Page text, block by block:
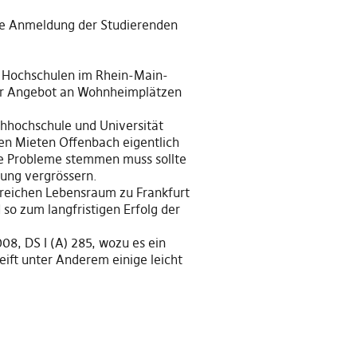
Anmeldung der Studierenden
im Rhein-Main-
Angebot an Wohnheimplätzen
und Universität
Mieten Offenbach eigentlich
stemmen muss sollte
vergrössern.
Lebensraum zu Frankfurt
zum langfristigen Erfolg der
DS I (A) 285, wozu es ein
unter Anderem einige leicht